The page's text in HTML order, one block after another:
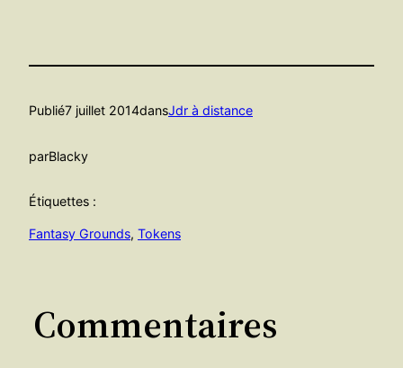
Publié7 juillet 2014dansJdr à distance
parBlacky
Étiquettes :
Fantasy Grounds, Tokens
Commentaires